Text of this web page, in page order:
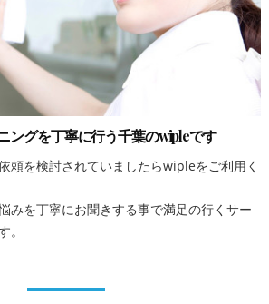
ングを丁寧に行う千葉のwipleです
頼を検討されていましたらwipleをご利用く
みを丁寧にお聞きする事で満足の行くサー
。